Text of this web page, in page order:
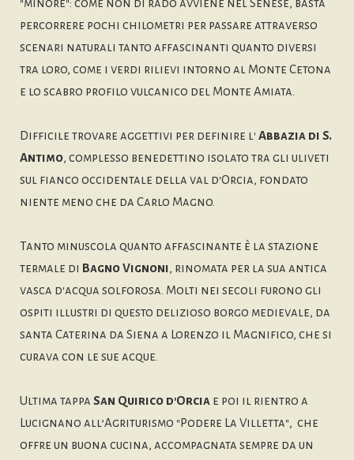
"minore": come non di rado avviene nel Senese, basta
percorrere pochi chilometri per passare attraverso
scenari naturali tanto affascinanti quanto diversi
tra loro, come i verdi rilievi intorno al Monte Cetona
e lo scabro profilo vulcanico del Monte Amiata.
Difficile trovare aggettivi per definire l' Abbazia di S.
Antimo, complesso benedettino isolato tra gli uliveti
sul fianco occidentale della val d'Orcia, fondato
niente meno che da Carlo Magno.
Tanto minuscola quanto affascinante è la stazione
termale di Bagno Vignoni, rinomata per la sua antica
vasca d'acqua solforosa. Molti nei secoli furono gli
ospiti illustri di questo delizioso borgo medievale, da
santa Caterina da Siena a Lorenzo il Magnifico, che si
curava con le sue acque.
Ultima tappa San Quirico d'Orcia e poi il rientro a
Lucignano all’Agriturismo "Podere La Villetta", che
offre un buona cucina, accompagnata sempre da un